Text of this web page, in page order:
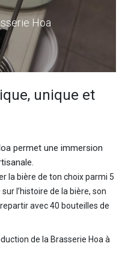
Hoa
unique et
permet une immersion
la bière de ton choix parmi 5
l’histoire de la bière, son
avec 40 bouteilles de
de la Brasserie Hoa à